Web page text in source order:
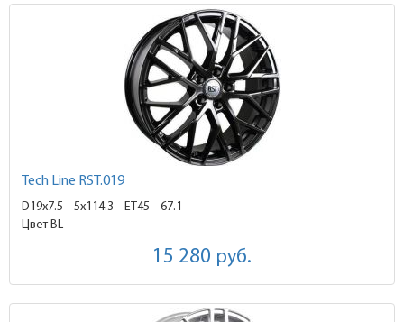
Tech Line RST.019
D19x7.5 5x114.3 ET45
67.1
Цвет BL
15 280 руб.